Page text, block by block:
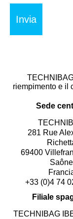
riempimento e il
Sede
281 Rue
69400
Saône
+33 (0)4 74
Filiale
TECHNIBAG